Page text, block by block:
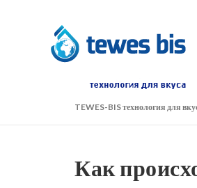
TEWES-BIS технология для
Как